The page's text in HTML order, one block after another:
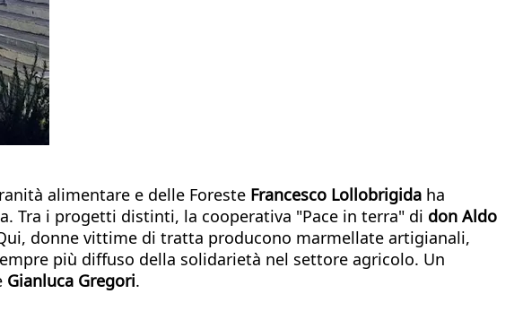
alimentare e delle Foreste Francesco Lollobrigida ha
Tra i progetti distinti, la cooperativa "Pace in terra" di don Aldo
donne vittime di tratta producono marmellate artigianali,
più diffuso della solidarietà nel settore agricolo. Un
Gianluca Gregori.